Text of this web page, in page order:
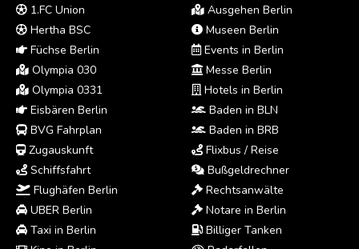
1.FC Union
Hertha BSC
Füchse Berlin
Olympia 030
Olympia 0331
Eisbären Berlin
BVG Fahrplan
Zugauskunft
Schiffsfahrt
Flughäfen Berlin
UBER Berlin
Taxi in Berlin
Ausgehen Berlin
Museen Berlin
Events in Berlin
Messe Berlin
Hotels in Berlin
Baden in BLN
Baden in BRB
Flixbus / Reise
Bußgeldrechner
Rechtsanwälte
Notare in Berlin
Billiger Tanken